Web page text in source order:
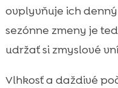
ovplyvňuje ich
sezónne zmeny je
udržať si zmyslové
Vlhkosť a daždivé